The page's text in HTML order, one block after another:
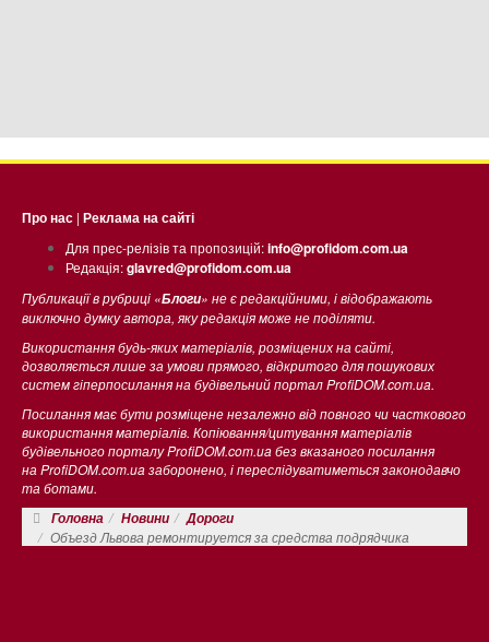
Про нас | Реклама на сайті
Для прес-релізів та пропозицій:info@profidom.com.ua
Редакція:glavred@profidom.com.ua
Публикації в рубриці «Блоги» не є редакційними, і відображають
виключно думку автора, яку редакція може не поділяти.
Використання будь-яких матеріалів, розміщених на сайті,
дозволяється лише за умови прямого, відкритого для пошукових
систем гіперпосилання на будівельний портал ProfiDOM.com.ua.
Посилання має бути розміщене незалежно від повного чи часткового
використання матеріалів. Копіювання/цитування матеріалів
будівельного порталу ProfiDOM.com.ua без вказаного посилання
на ProfiDOM.com.ua заборонено, і переслідуватиметься законодавчо
та ботами.
Головна
Новини
Дороги
Объезд Львова ремонтируется за средства подрядчика